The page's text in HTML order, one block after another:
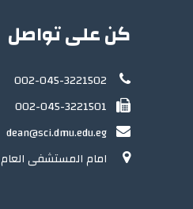
كن على تواصل
002-045-3221502
002-045-3221501
dean@sci.dmu.edu.eg
امام المستشفى العام